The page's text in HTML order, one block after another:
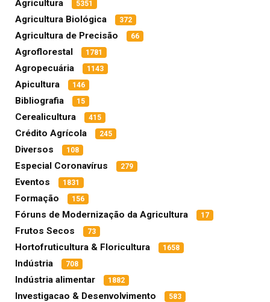
Agricultura 5351
Agricultura Biológica 372
Agricultura de Precisão 66
Agroflorestal 1781
Agropecuária 1143
Apicultura 146
Bibliografia 15
Cerealicultura 415
Crédito Agrícola 245
Diversos 108
Especial Coronavírus 279
Eventos 1831
Formação 156
Fóruns de Modernização da Agricultura 17
Frutos Secos 73
Hortofruticultura & Floricultura 1658
Indústria 708
Indústria alimentar 1882
Investigacao & Desenvolvimento 583